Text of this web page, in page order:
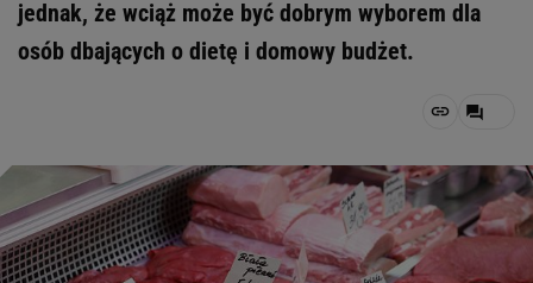
jednak, że wciąż może być dobrym wyborem dla
osób dbających o dietę i domowy budżet.